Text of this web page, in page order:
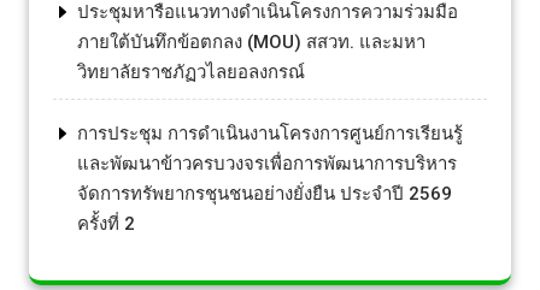
ประชุมหารือแนวทางดำเนินโครงการความร่วมมือ
ภายใต้บันทึกข้อตกลง (MOU) สสวท. และมหา
วิทยาลัยราชภัฏวไลยอลงกรณ์
การประชุม การดำเนินงานโครงการศูนย์การเรียนรู้
และพัฒนาข้าวครบวงจรเพื่อการพัฒนาการบริหาร
จัดการทรัพยากรชุนชนอย่างยั่งยืน ประจำปี 2569
ครั้งที่ 2